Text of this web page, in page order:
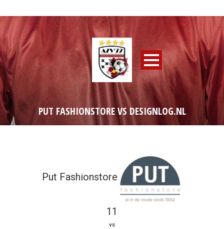
PUT FASHIONSTORE VS DESIGNLOG.NL
Put Fashionstore
11
vs